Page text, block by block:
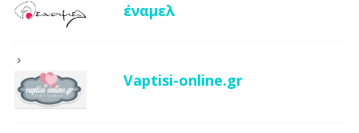
έναμελ
Vaptisi-online.gr